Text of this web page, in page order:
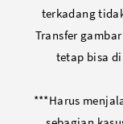
terkadang
Transfer
tetap bisa
***Harus